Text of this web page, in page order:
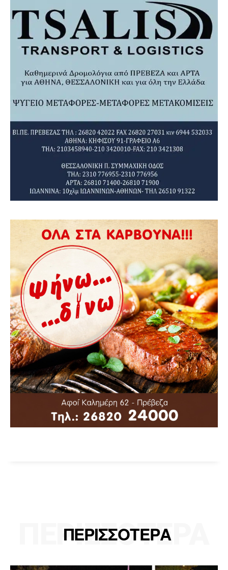
ΠΕΡΙΣΣΟΤΕΡΑ
ΠΕΡΙΣΣΟΤΕΡΑ